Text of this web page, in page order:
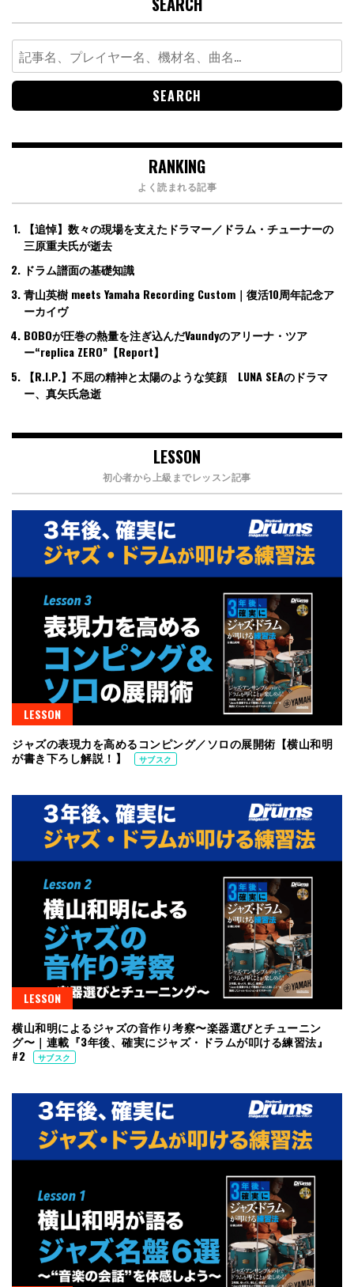
Search
for:
RANKING
よく読まれる記事
【追悼】数々の現場を支えたドラマー／ドラム・チューナーの
三原重夫氏が逝去
ドラム譜面の基礎知識
青山英樹 meets Yamaha Recording Custom｜復活10周年記念ア
ーカイヴ
BOBOが圧巻の熱量を注ぎ込んだVaundyのアリーナ・ツア
ー“replica ZERO”【Report】
【R.I.P.】不屈の精神と太陽のような笑顔 LUNA SEAのドラマ
ー、真矢氏急逝
LESSON
初心者から上級までレッスン記事
LESSON
ジャズの表現力を高めるコンピング／ソロの展開術【横山和明
が書き下ろし解説！】
サブスク
LESSON
横山和明によるジャズの音作り考察〜楽器選びとチューニン
グ〜｜連載『3年後、確実にジャズ・ドラムが叩ける練習法』
#2
サブスク